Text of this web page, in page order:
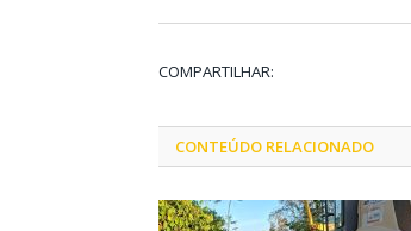
COMPARTILHAR:
CONTEÚDO RELACIONADO